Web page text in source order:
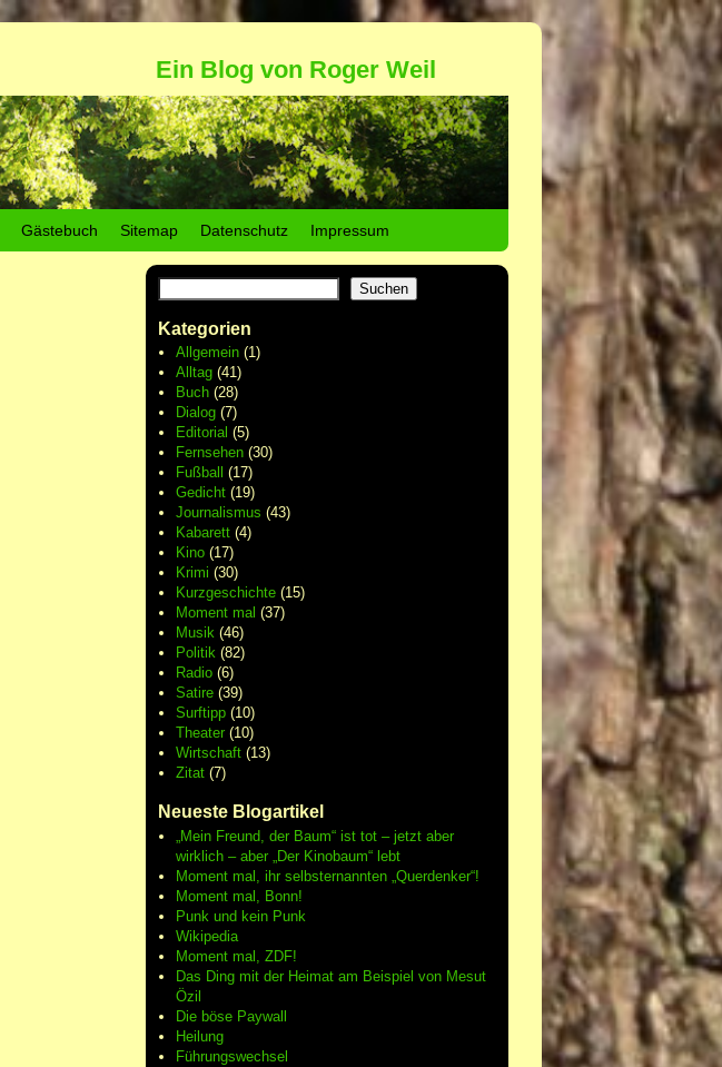
Ein Blog von Roger Weil
Gästebuch Sitemap Datenschutz Impressum
Suchen
Kategorien
Allgemein(1)
Alltag(41)
Buch(28)
Dialog(7)
Editorial (5)
Fernsehen(30)
Fußball (17)
Gedicht(19)
Journalismus (43)
Kabarett(4)
Kino(17)
Krimi (30)
Kurzgeschichte(15)
Moment mal (37)
Musik(46)
Politik(82)
Radio(6)
Satire(39)
Surftipp(10)
Theater(10)
Wirtschaft(13)
Zitat(7)
Neueste Blogartikel
„Mein Freund, der Baum“ ist tot – jetzt aber
wirklich – aber „Der Kinobaum“ lebt
Moment mal, ihr selbsternannten „Querdenker“!
Moment mal, Bonn!
Punk und kein Punk
Wikipedia
Moment mal, ZDF!
Das Ding mit der Heimat am Beispiel von Mesut
Özil
Die böse Paywall
Heilung
Führungswechsel